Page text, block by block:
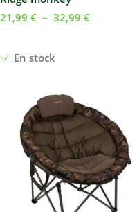
En stock
21,99 € – 32,99 €